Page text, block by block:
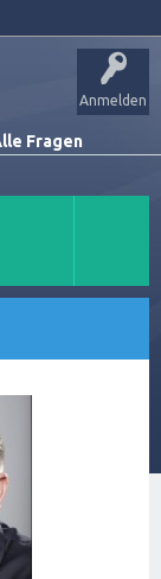
Anmelden
Fragen